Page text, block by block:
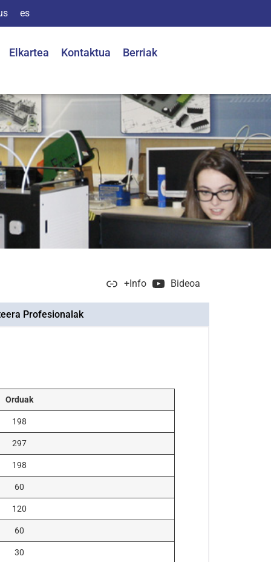
es
Elkartea Kontaktua Berriak
+Info Bideoa
Profesionalak
Orduak
198
297
198
60
120
60
30